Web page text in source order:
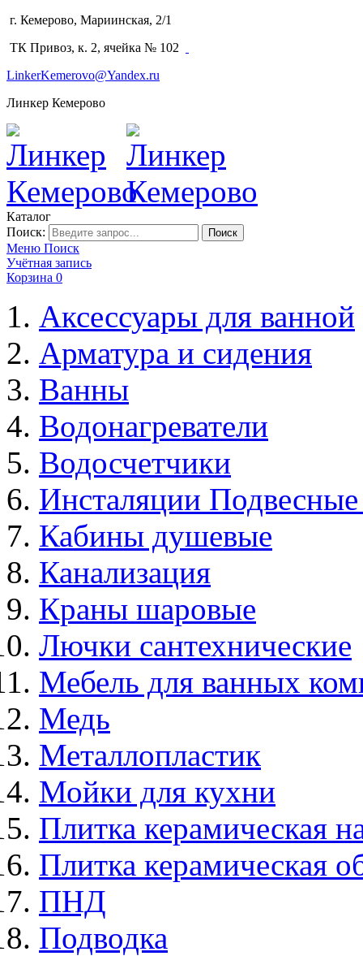
г. Кемерово, Мариинская, 2/1
ТК Привоз, к. 2, ячейка № 102
LinkerKemerovo@Yandex.ru
Линкер Кемерово
Каталог
Поиск:
Поиск
Меню Поиск
Учётная запись
Корзина 0
Аксессуары для ванной
Арматура и сидения
Ванны
Водонагреватели
Водосчетчики
Инсталяции
Кабины душевые
Канализация
Краны шаровые
Лючки сантехнические
Мебель для ванных
Медь
Металлопластик
Мойки для кухни
Плитка керамическая
Плитка керамическая
ПНД
Подводка